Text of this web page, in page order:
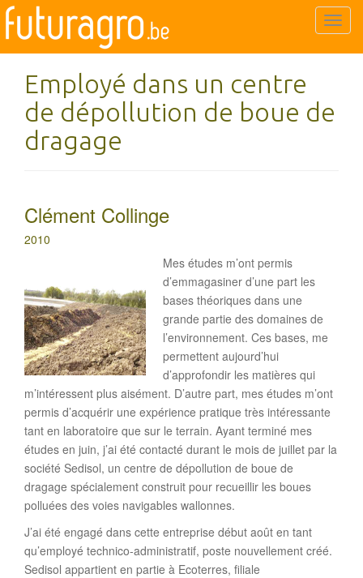
T
e
Employé dans un centre
de dépollution de boue de
dragage
Clément Collinge
2010
Mes études m’ont permis
d’emmagasiner d’une part les
bases théoriques dans une
grande partie des domaines de
l’environnement. Ces bases, me
permettent aujourd’hui
d’approfondir les matières qui
m’intéressent plus aisément. D’autre part, mes études m’ont
permis d’acquérir une expérience pratique très intéressante
tant en laboratoire que sur le terrain. Ayant terminé mes
études en juin, j’ai été contacté durant le mois de juillet par la
société Sedisol, un centre de dépollution de boue de
dragage spécialement construit pour recueillir les boues
polluées des voies navigables wallonnes.
J’ai été engagé dans cette entreprise début août en tant
qu’employé technico-administratif, poste nouvellement créé.
Sedisol appartient en partie à Ecoterres, filiale